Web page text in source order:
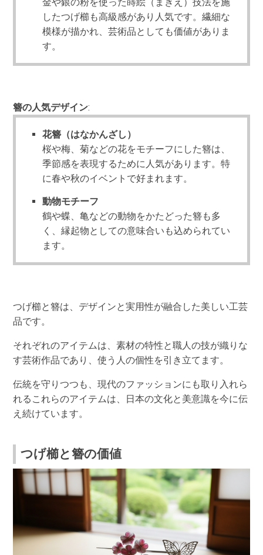
したつげ櫛も高級感があり人気です。繊細な
模様が描かれ、芸術品としても価値がありま
す。
簪の人気デザイン:
花簪（はなかんざし）
桜や梅、菊などの花をモチーフにした簪は、
季節感を表現するために人気があります。特
に春や秋のイベントで好まれます。
動物モチーフ
鶴や蝶、亀などの動物をかたどった簪も多
く、縁起物としての意味合いも込められてい
ます。
つげ櫛と簪は、デザインと実用性が融合した美しい工芸
品です。
それぞれのアイテムは、素材の特性と職人の技が織りな
す芸術作品であり、使う人の個性を引き立てます。
伝統を守りつつも、現代のファッションにも取り入れら
れるこれらのアイテムは、日本の文化と美意識を今に伝
え続けています。
つげ櫛と簪の価値